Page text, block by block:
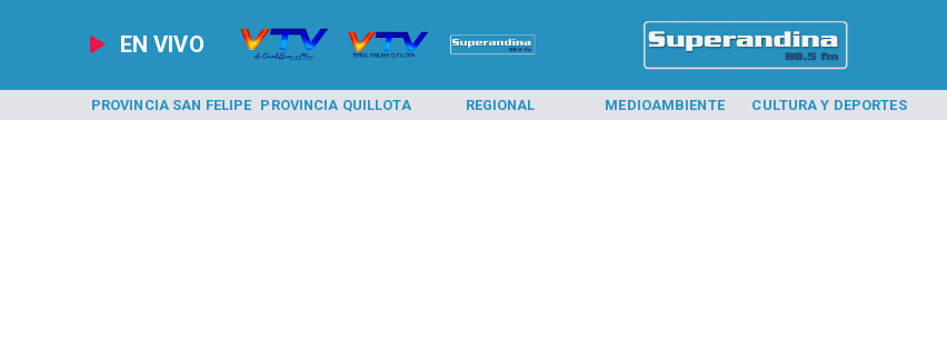
EN VIVO
PROVINCIA SAN FELIPE PROVINCIA QUILLOTA REGIONAL MEDIOAMBIENTE CULTURA Y DEPORTES